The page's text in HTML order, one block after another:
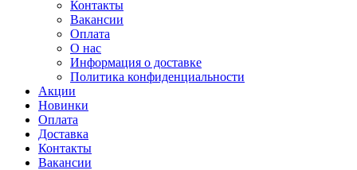
Контакты
Вакансии
Оплата
О нас
Информация о доставке
Политика конфиденциальности
Акции
Новинки
Оплата
Доставка
Контакты
Вакансии